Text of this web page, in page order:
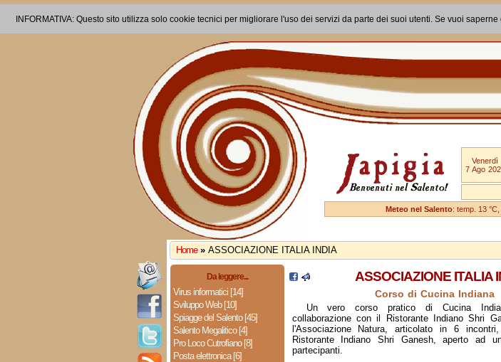
INFORMATIVA: Questo sito utilizza solo cookie tecnici per migliorare l'uso dei servizi da parte dei suoi utenti. Se vuoi saperne
Venerdì
7 Ago
Meteo nel Salento: temp. 13
Home » ASSOCIAZIONE ITALIA INDIA
Da leggere...
Virus informatici [14]
Sviluppo Web [10]
Spiagge del Salento [45]
Salento Megalitico [4]
Pro Loco Cutrofiano [8]
Posta elettronica [6]
ASSOCIAZIONE ITALIA
Corso di Cucina Indiana
Un vero corso pratico di Cucina
collaborazione con il Ristorante Indiano Shri
l'Associazione Natura, articolato in 6
Ristorante Indiano Shri Ganesh, aperto ad
partecipanti.